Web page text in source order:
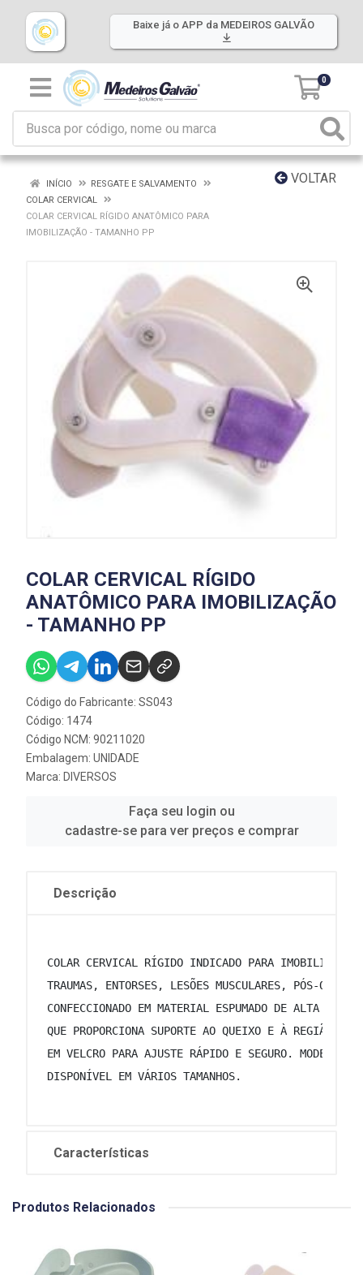
Baixe já o APP da MEDEIROS GALVÃO
0
VOLTAR
INÍCIO
RESGATE E SALVAMENTO
COLAR CERVICAL
COLAR CERVICAL RÍGIDO ANATÔMICO PARA
IMOBILIZAÇÃO - TAMANHO PP
COLAR CERVICAL RÍGIDO
ANATÔMICO PARA IMOBILIZAÇÃO
- TAMANHO PP
Código do Fabricante: SS043
Código: 1474
Código NCM: 90211020
Embalagem: UNIDADE
Marca: DIVERSOS
Faça seu login ou
cadastre-se para ver preços e comprar
Descrição
COLAR CERVICAL RÍGIDO INDICADO PARA
TRAUMAS, ENTORSES, LESÕES MUSCULARES, PÓS-
CONFECCIONADO EM MATERIAL ESPUMADO DE ALTA
QUE PROPORCIONA SUPORTE AO QUEIXO E À REGIÃO
EM VELCRO PARA AJUSTE RÁPIDO E SEGURO.
DISPONÍVEL EM VÁRIOS TAMANHOS.
Características
Produtos Relacionados